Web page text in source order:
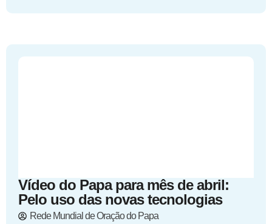
Vídeo do Papa para mês de abril:
Pelo uso das novas tecnologias
Rede Mundial de Oração do Papa